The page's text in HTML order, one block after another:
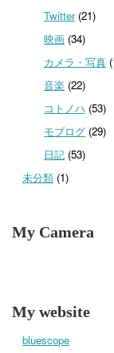
Twitter(21)
映画(34)
カメラ・写真
音楽 (22)
コトノハ (53)
モブログ(29)
日記(53)
未分類 (1)
My Camera
My website
bluescope